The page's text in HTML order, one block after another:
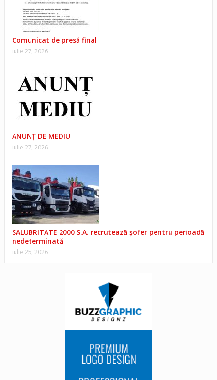
Comunicat de presă final
iulie 27, 2026
ANUNŢ DE MEDIU
iulie 27, 2026
SALUBRITATE 2000 S.A. recrutează șofer pentru perioadă
nedeterminată
iulie 25, 2026